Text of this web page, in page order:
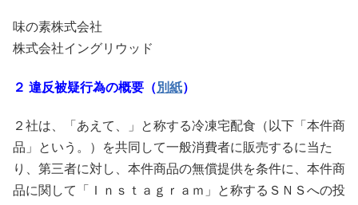
味の素株式会社
株式会社イングリウッド
２ 違反被疑行為の概要（別紙）
２社は、「あえて、」と称する冷凍宅配食（以下「本件商
品」という。）を共同して一般消費者に販売するに当た
り、第三者に対し、本件商品の無償提供を条件に、本件商
品に関して「Ｉｎｓｔａｇｒａｍ」と称するＳＮＳへの投